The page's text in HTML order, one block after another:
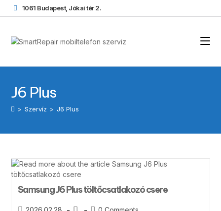
1061 Budapest, Jókai tér 2.
J6 Plus
> Szervíz > J6 Plus
Samsung J6 Plus töltőcsatlakozó csere